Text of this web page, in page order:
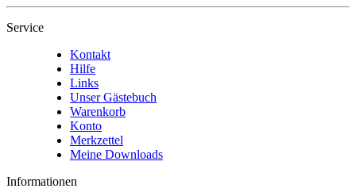
Service
Kontakt
Hilfe
Links
Unser Gästebuch
Warenkorb
Konto
Merkzettel
Meine Downloads
Informationen